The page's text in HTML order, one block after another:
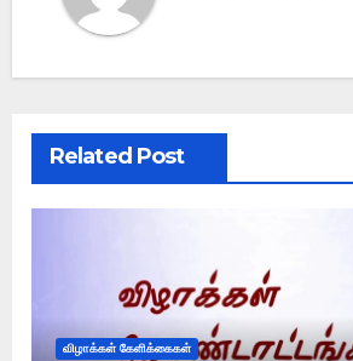
Related Post
விழாக்கள் கேளிக்கைகள்